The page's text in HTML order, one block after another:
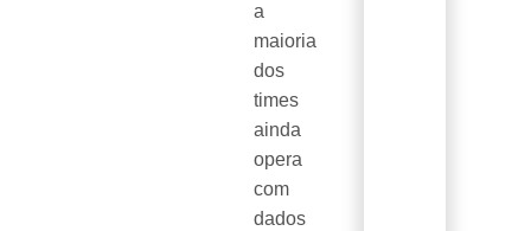
a
maioria
dos
times
ainda
opera
com
dados